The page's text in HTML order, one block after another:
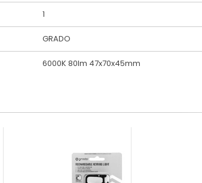
1
GRADO
6000K 80lm 47x70x45mm